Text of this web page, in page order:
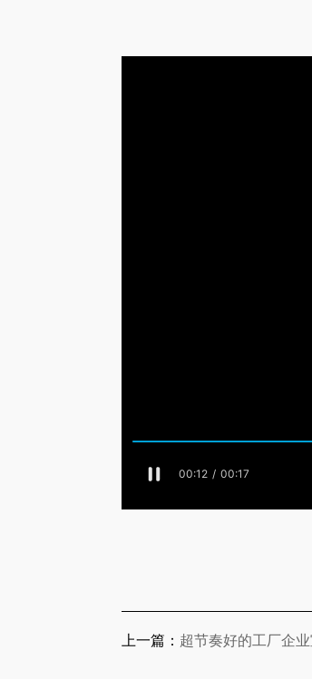
上一篇： 超节奏好的工厂企